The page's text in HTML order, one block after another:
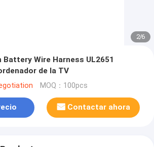
2/6
Battery Wire Harness UL2651
de la TV
MOQ：100pcs
Contactar ahora